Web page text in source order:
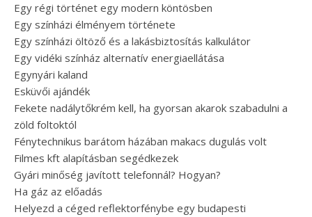
Egy régi történet egy modern köntösben
Egy színházi élményem története
Egy színházi öltöző és a lakásbiztosítás kalkulátor
Egy vidéki színház alternatív energiaellátása
Egynyári kaland
Esküvői ajándék
Fekete nadálytőkrém kell, ha gyorsan akarok szabadulni a
zöld foltoktól
Fénytechnikus barátom házában makacs dugulás volt
Filmes kft alapításban segédkezek
Gyári minőség javított telefonnál? Hogyan?
Ha gáz az előadás
Helyezd a céged reflektorfénybe egy budapesti